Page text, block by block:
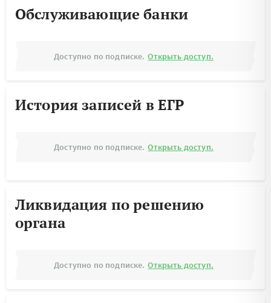
Обслуживающие банки
Доступно по подписке. Открыть доступ.
История записей в ЕГР
Доступно по подписке. Открыть доступ.
Ликвидация по решению
органа
Доступно по подписке. Открыть доступ.